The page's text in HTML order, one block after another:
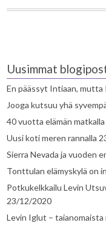
Uusimmat
En päässyt Intiaan,
Jooga kutsuu yhä
40 vuotta elämän
Uusi koti meren rannalla
Sierra Nevada ja vuoden
Tonttulan elämyskylä on
Potkukelkkailu Levin
23/12/2020
Levin Iglut – taianomaista